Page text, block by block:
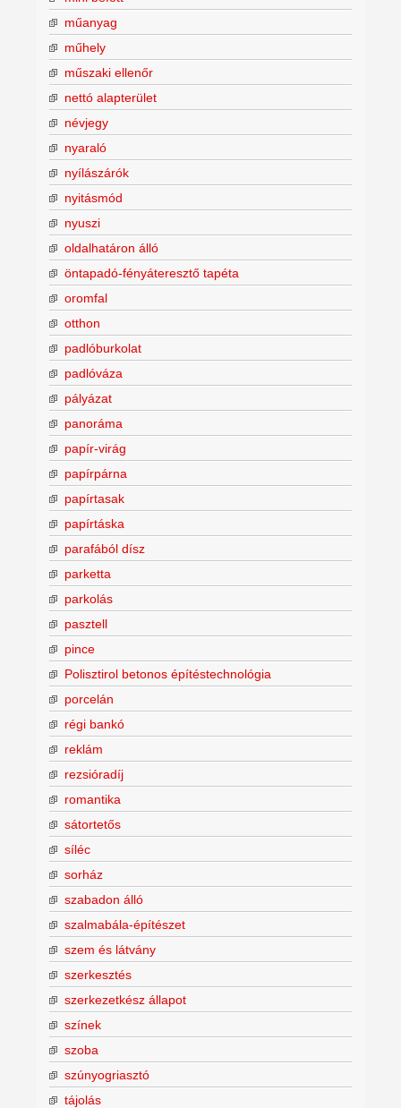
műanyag
műhely
műszaki ellenőr
nettó alapterület
névjegy
nyaraló
nyílászárók
nyitásmód
nyuszi
oldalhatáron álló
öntapadó-fényáteresztő tapéta
oromfal
otthon
padlóburkolat
padlóváza
pályázat
panoráma
papír-virág
papírpárna
papírtasak
papírtáska
parafából dísz
parketta
parkolás
pasztell
pince
Polisztirol betonos építéstechnológia
porcelán
régi bankó
reklám
rezsióradíj
romantika
sátortetős
síléc
sorház
szabadon álló
szalmabála-építészet
szem és látvány
szerkesztés
szerkezetkész állapot
színek
szoba
szúnyogriasztó
tájolás